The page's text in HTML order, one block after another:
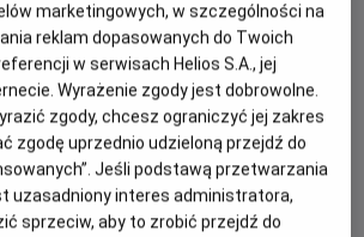
of the Hour Gatunek
Dramat / Kryminał
Minimalny
wiek
Od 15 lat
min
Kraj
i
rok
produkcji
USA (2024)
OCENA HELIOS
6.8
WIĘCEJ SZCZEGÓŁÓW
marketingowych, w szczególności na
reklam dopasowanych do Twoich
w serwisach Helios S.A., jej
Wyrażenie zgody jest dobrowolne.
zgody, chcesz ograniczyć jej zakres
zgodę uprzednio udzieloną przejdź do
Jeśli podstawą przetwarzania
uzasadniony interes administratora,
sprzeciw, aby to zrobić przejdź do